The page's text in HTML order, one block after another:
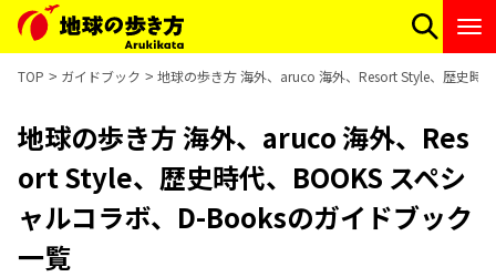
TOP ガイドブック 地球の歩き方 海外、aruco 海外、Resort Style、歴史時
地球の歩き方 海外、aruco 海外、Res
ort Style、歴史時代、BOOKS スペシ
ャルコラボ、D-Booksのガイドブック
一覧